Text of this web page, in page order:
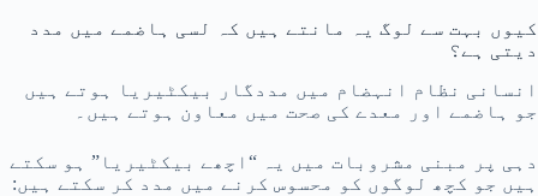
کیوں بہت سے لوگ یہ مانتے ہیں کہ لسی ہاضمے میں مدد
دیتی ہے؟
انسانی نظام انہضام میں مددگار بیکٹیریا ہوتے ہیں
جو ہاضمے اور معدے کی صحت میں معاون ہوتے ہیں۔
دہی پر مبنی مشروبات میں یہ “اچھے بیکٹیریا” ہو سکتے
ہیں جو کچھ لوگوں کو محسوس کرنے میں مدد کر سکتے ہیں: